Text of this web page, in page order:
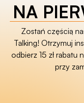
NA
Zostań częścią
Talking! Otrzymuj
odbierz 15 zł rabatu
przy